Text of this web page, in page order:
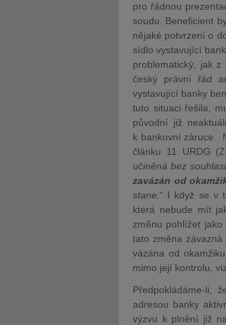
pro řádnou
soudu. Beneficient
nějaké potvrzení o
sídlo vystavující
problematický, jak
český právní řád
vystavující banky
tuto situaci řešila,
původní již
k bankovní záruce.
článku 11 URDG
učiněná bez
zavázán od
stane. “ I když se v
která nebude mít
změnu pohlížet
tato změna
vázána od
mimo její kontrolu,
Předpokládáme-li,
adresou banky
výzvu k plnění již